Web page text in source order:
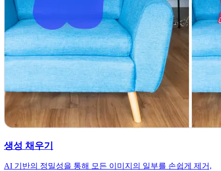
생성 채우기
AI 기반의 정밀성을 통해 모든 이미지의 일부를 손쉽게 제거,